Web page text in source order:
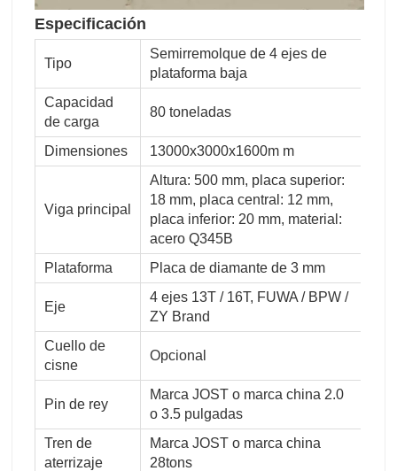
Especificación
Tipo
Semirremolque de 4 ejes de
plataforma baja
Capacidad
de carga
80 toneladas
Dimensiones 13000x3000x1600m m
Viga principal
Altura: 500 mm, placa superior:
18 mm, placa central: 12 mm,
placa inferior: 20 mm, material:
acero Q345B
Plataforma
Placa de diamante de 3 mm
Eje
4 ejes 13T / 16T, FUWA / BPW /
ZY Brand
Cuello de
cisne
Opcional
Pin de rey
Marca JOST o marca china 2.0
o 3.5 pulgadas
Tren de
aterrizaje
Marca JOST o marca china
28tons